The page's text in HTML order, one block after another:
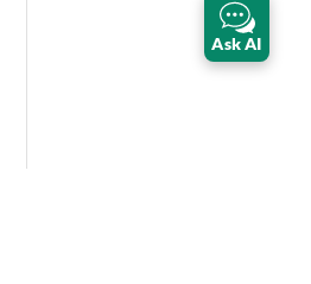
Ask AI